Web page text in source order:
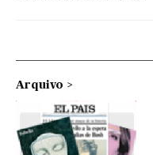
Arquivo